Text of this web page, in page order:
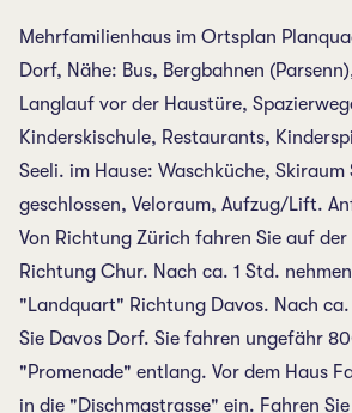
Mehrfamilienhaus im Ortsplan
Dorf, Nähe: Bus, Bergbahnen
Langlauf vor der Haustüre,
Kinderskischule, Restaurants,
Seeli. im Hause: Waschküche, Skiraum
geschlossen, Veloraum, Aufzug/Lift.
Von Richtung Zürich fahren Sie auf der
Richtung Chur. Nach ca. 1 Std.
"Landquart" Richtung Davos. Nach
Sie Davos Dorf. Sie fahren ungefähr
"Promenade" entlang. Vor dem Haus
in die "Dischmastrasse" ein. Fahren